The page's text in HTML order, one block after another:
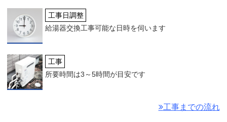
工事日調整
給湯器交換工事可能な日時を伺います
工事
所要時間は3～5時間が目安です
工事までの流れ